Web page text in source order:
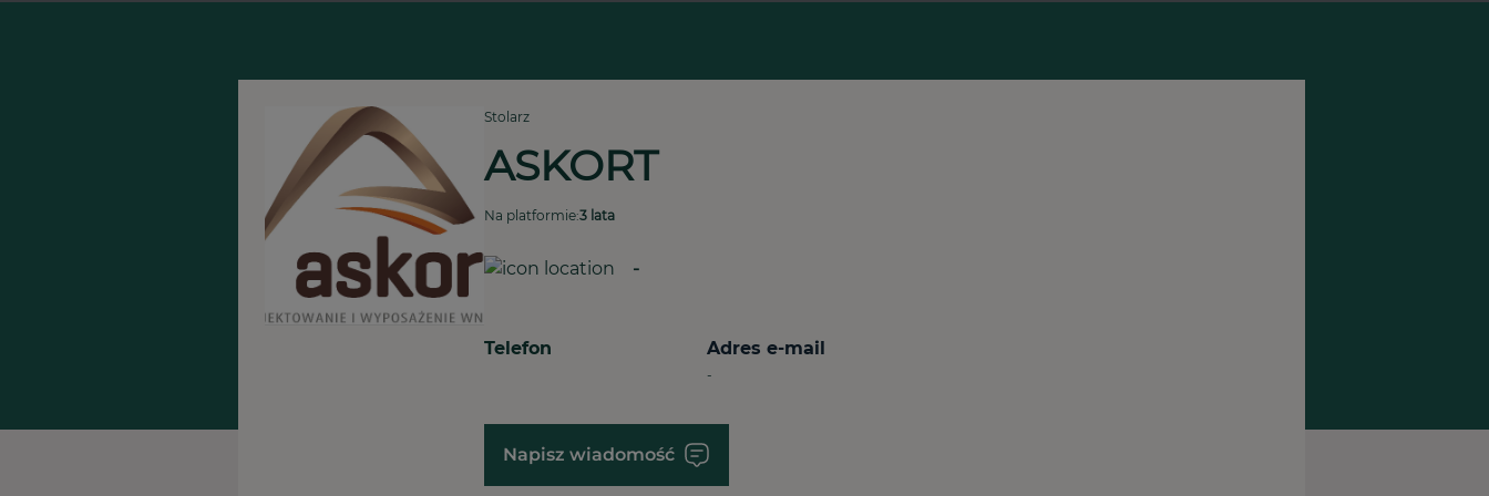
Stolarz
ASKORT
Na platformie:3 lata
-
Telefon Adres e-mail
-
Napisz wiadomość